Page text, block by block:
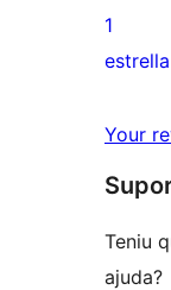
3
estrelles
de
0
de
estrelles
1
estrella
Your
Teniu
ajuda?